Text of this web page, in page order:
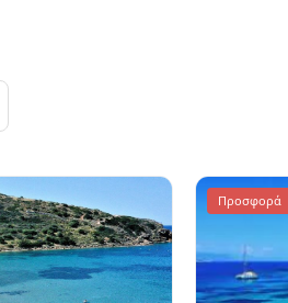
Προσφορά